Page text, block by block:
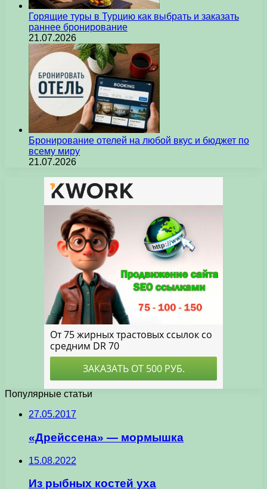
Горящие туры в Турцию как выбрать и заказать
раннее бронирование
21.07.2026
Бронирование отелей на любой вкус и бюджет по
всему миру
21.07.2026
Популярные статьи
27.05.2017
«Дрейссена» — мормышка
15.08.2022
Из рыбных костей уха